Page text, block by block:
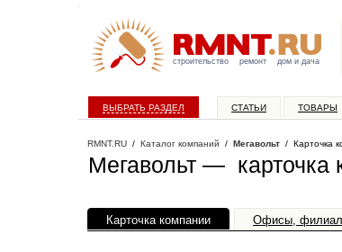
строительство ремонт дом и дача
ВЫБРАТЬ РАЗДЕЛ СТАТЬИ ТОВАРЫ
RMNT.RU / Каталог компаний / Мегавольт / Карточка
Мегавольт — карточка
Карточка компании Офисы,